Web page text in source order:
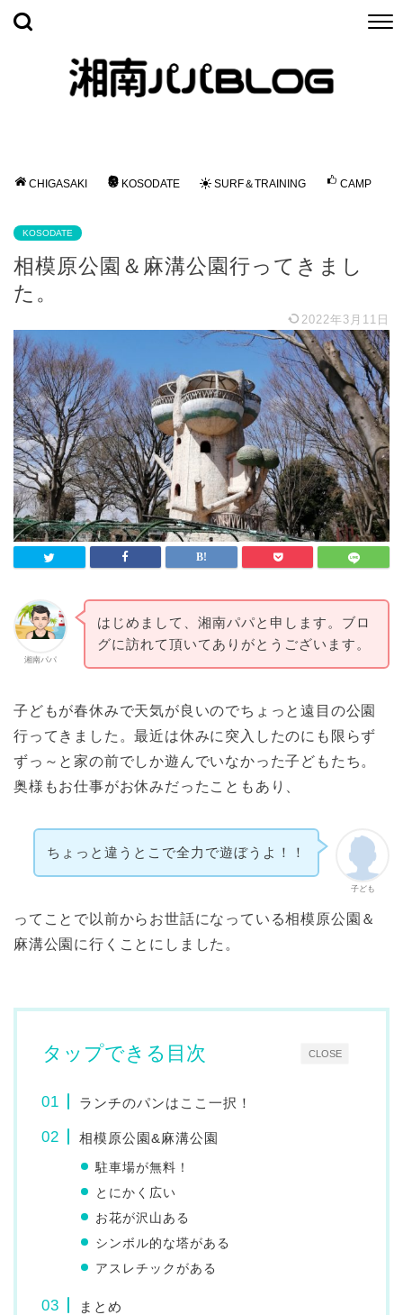
CHIGASAKI KOSODATE SURF＆TRAINING CAMP
KOSODATE
相模原公園＆麻溝公園行ってきまし
た。
2022年3月11日
湘南パパ
はじめまして、湘南パパと申します。ブロ
グに訪れて頂いてありがとうございます。
子どもが春休みで天気が良いのでちょっと遠目の公園
行ってきました。最近は休みに突入したのにも限らず
ずっ～と家の前でしか遊んでいなかった子どもたち。
奥様もお仕事がお休みだったこともあり、
子ども
ちょっと違うとこで全力で遊ぼうよ！！
ってことで以前からお世話になっている相模原公園＆
麻溝公園に行くことにしました。
CLOSE
タップできる目次
ランチのパンはここ一択！
相模原公園&麻溝公園
駐車場が無料！
とにかく広い
お花が沢山ある
シンボル的な塔がある
アスレチックがある
まとめ